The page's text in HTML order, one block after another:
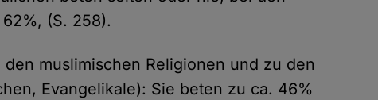
(S. 258).
muslimischen Religionen und zu den
Evangelikale): Sie beten zu ca. 46%